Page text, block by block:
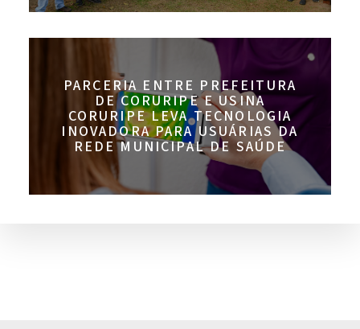
PARCERIA ENTRE PREFEITURA
DE CORURIPE E USINA
CORURIPE LEVA TECNOLOGIA
INOVADORA PARA USUÁRIAS DA
REDE MUNICIPAL DE SAÚDE